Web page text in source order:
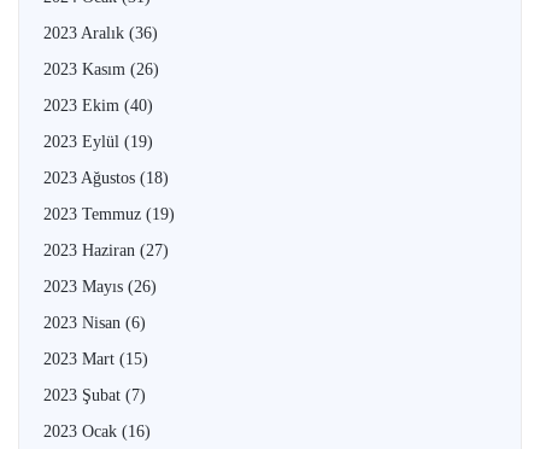
2023 Aralık (36)
2023 Kasım (26)
2023 Ekim (40)
2023 Eylül (19)
2023 Ağustos (18)
2023 Temmuz (19)
2023 Haziran (27)
2023 Mayıs (26)
2023 Nisan (6)
2023 Mart (15)
2023 Şubat (7)
2023 Ocak (16)